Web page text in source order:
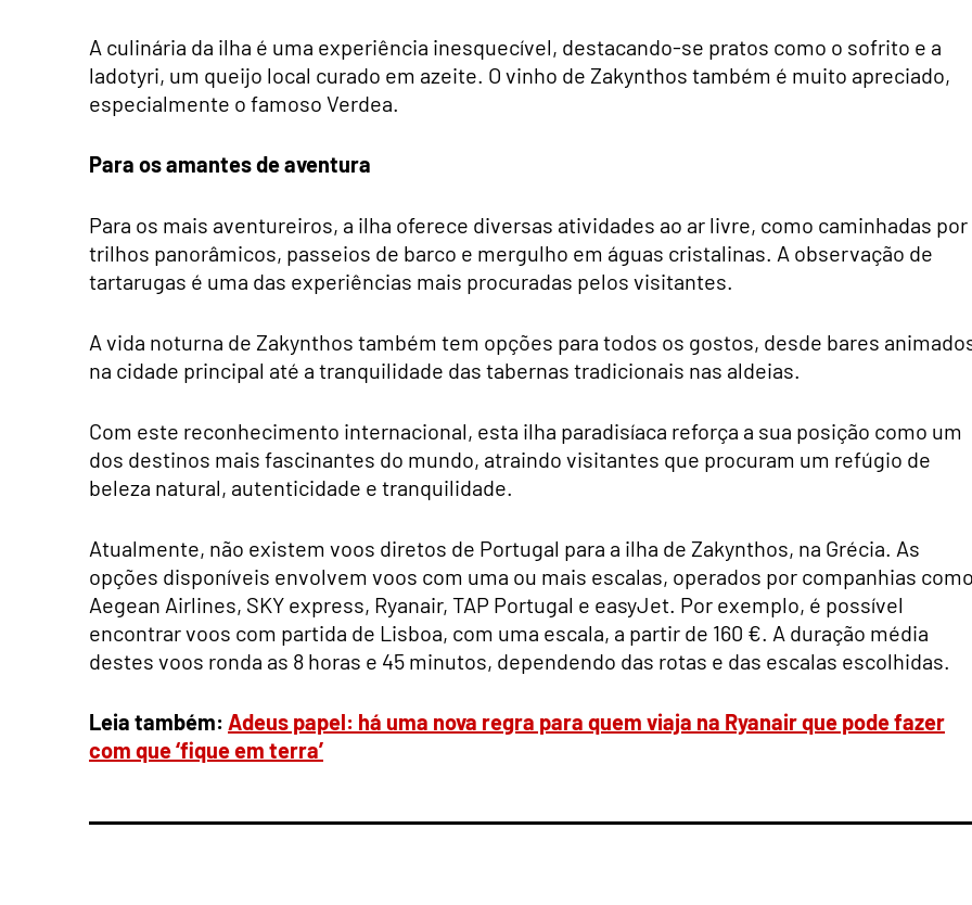
A culinária da ilha é uma experiência inesquecível, destacando-se pratos como o sofrito e a
ladotyri, um queijo local curado em azeite. O vinho de Zakynthos também é muito apreciado,
especialmente o famoso Verdea.
Para os amantes de aventura
Para os mais aventureiros, a ilha oferece diversas atividades ao ar livre, como caminhadas por
trilhos panorâmicos, passeios de barco e mergulho em águas cristalinas. A observação de
tartarugas é uma das experiências mais procuradas pelos visitantes.
A vida noturna de Zakynthos também tem opções para todos os gostos, desde bares
na cidade principal até a tranquilidade das tabernas tradicionais nas aldeias.
Com este reconhecimento internacional, esta ilha paradisíaca reforça a sua posição como um
dos destinos mais fascinantes do mundo, atraindo visitantes que procuram um refúgio de
beleza natural, autenticidade e tranquilidade.
Atualmente, não existem voos diretos de Portugal para a ilha de Zakynthos, na Grécia. As
opções disponíveis envolvem voos com uma ou mais escalas, operados por companhias
Aegean Airlines, SKY express, Ryanair, TAP Portugal e easyJet. Por exemplo, é possível
encontrar voos com partida de Lisboa, com uma escala, a partir de 160 €. A duração média
destes voos ronda as 8 horas e 45 minutos, dependendo das rotas e das escalas escolhidas.
Leia também: Adeus papel: há uma nova regra para quem viaja na Ryanair que pode fazer
com que ‘fique em terra’